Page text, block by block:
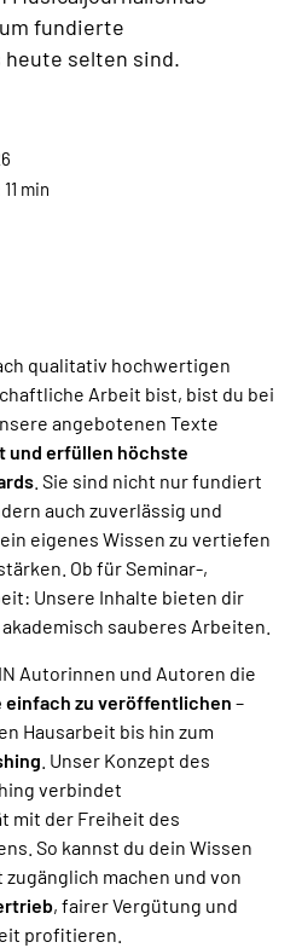
qualitativ hochwertigen
Arbeit bist, bist du bei
angebotenen Texte
und erfüllen höchste
. Sie sind nicht nur fundiert
auch zuverlässig und
eigenes Wissen zu vertiefen
Ob für Seminar-,
Unsere Inhalte bieten dir
sauberes Arbeiten.
Autorinnen und Autoren die
einfach zu veröffentlichen –
Hausarbeit bis hin zum
. Unser Konzept des
verbindet
mit der Freiheit des
So kannst du dein Wissen
machen und von
, fairer Vergütung und
profitieren.